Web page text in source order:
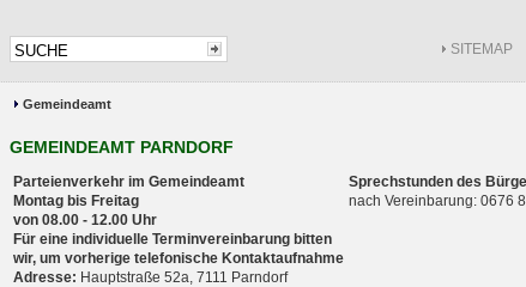
SITEMAP
Gemeindeamt
GEMEINDEAMT PARNDORF
Parteienverkehr im Gemeindeamt
Montag bis Freitag
von 08.00 - 12.00 Uhr
Für eine individuelle Terminvereinbarung bitten
wir, um vorherige telefonische Kontaktaufnahme
Adresse: Hauptstraße 52a, 7111 Parndorf
Sprechstunden des
nach Vereinbarung: 0676